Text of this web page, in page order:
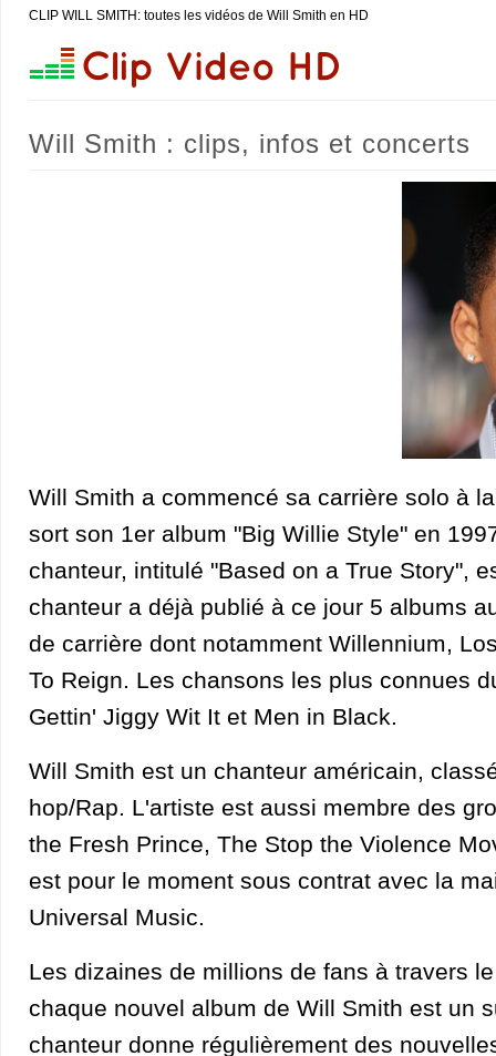
CLIP WILL SMITH: toutes les vidéos de Will Smith en HD
Will Smith : clips, infos et concerts
Will Smith a commencé sa carrière solo à
sort son 1er album "Big Willie Style" en
chanteur, intitulé "Based on a True Story",
chanteur a déjà publié à ce jour 5 albums
de carrière dont notamment Willennium,
To Reign. Les chansons les plus connues
Gettin' Jiggy Wit It et Men in Black.
Will Smith est un chanteur américain,
hop/Rap. L'artiste est aussi membre des
the Fresh Prince, The Stop the Violence
est pour le moment sous contrat avec la
Universal Music.
Les dizaines de millions de fans à travers
chaque nouvel album de Will Smith est un
chanteur donne régulièrement des